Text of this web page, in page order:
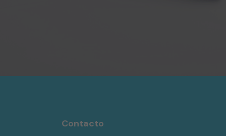
Contacto